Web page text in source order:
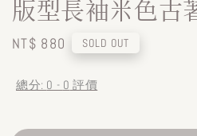
版型長袖米色古
Regular
NT$ 880 SOLD OUT
總分: 0 - 0 評價